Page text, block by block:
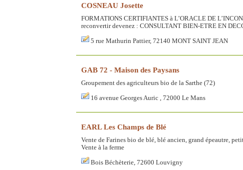
COSNEAU Josette
FORMATIONS CERTIFIANTES à L’ORACLE DE
reconvertir devenez : CONSULTANT BIEN-ETRE EN
5 rue Mathurin Pattier, 72140 MONT SAINT JEAN
GAB 72 - Maison des Paysans
Groupement des agriculteurs bio de la Sarthe (72)
16 avenue Georges Auric , 72000 Le Mans
EARL Les Champs de Blé
Vente de Farines bio de blé, blé ancien, grand épeautre,
Vente à la ferme
Bois Béchèterie, 72600 Louvigny